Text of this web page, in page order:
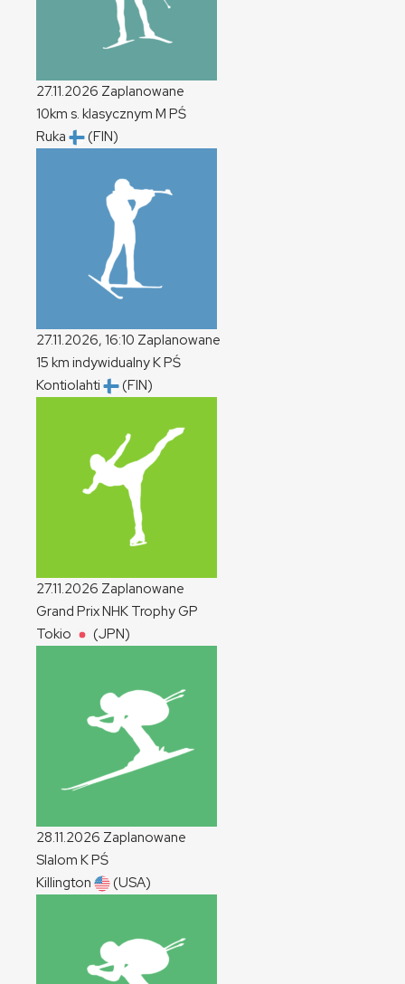
27.11.2026 Zaplanowane
10km s. klasycznym M PŚ
Ruka
(FIN)
27.11.2026, 16:10 Zaplanowane
15 km indywidualnyKPŚ
Kontiolahti
(FIN)
27.11.2026 Zaplanowane
Grand Prix NHK TrophyGP
Tokio
(JPN)
28.11.2026 Zaplanowane
Slalom KPŚ
Killington
(USA)